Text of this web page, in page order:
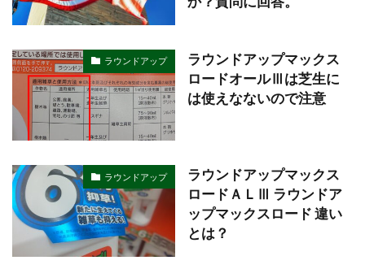
ラウンドアップ
ラウンドアップマックス
ロードオールⅢは芝生に
は使えなないので注意
ラウンドアップ
ラウンドアップマックス
ロードＡＬⅢ ラウンドア
ップマックスロード 違い
とは？